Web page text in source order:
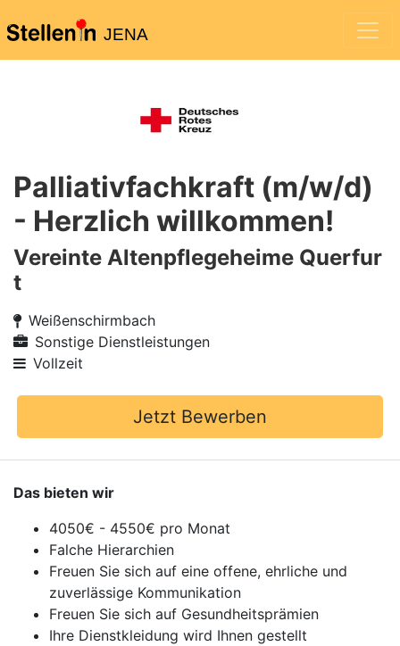
JENA
Palliativfachkraft (m/w/d)
- Herzlich willkommen!
Vereinte Altenpflegeheime Querfur
t
Weißenschirmbach
Sonstige Dienstleistungen
Vollzeit
Jetzt Bewerben
Das bieten wir
4050€ - 4550€ pro Monat
Falche Hierarchien
Freuen Sie sich auf eine offene, ehrliche und
zuverlässige Kommunikation
Freuen Sie sich auf Gesundheitsprämien
Ihre Dienstkleidung wird Ihnen gestellt